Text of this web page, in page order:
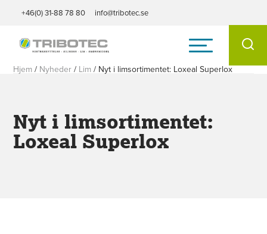
+46(0) 31-88 78 80 info@tribotec.se
Hjem / Nyheder / Lim / Nyt i limsortimentet: Loxeal Superlox
Nyt i limsortimentet:
Loxeal Superlox